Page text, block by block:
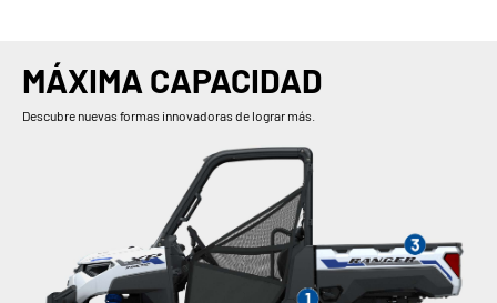
MÁXIMA CAPACIDAD
Descubre nuevas formas innovadoras de lograr más.